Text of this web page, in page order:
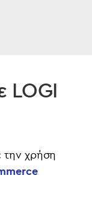
LOGI
την χρήση